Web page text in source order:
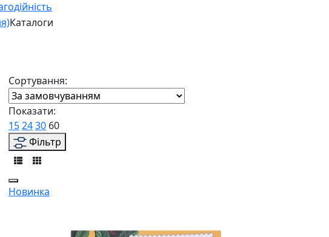
Каталоги
Сортування:
Показати:
152430 60
Фільтр
Новинка